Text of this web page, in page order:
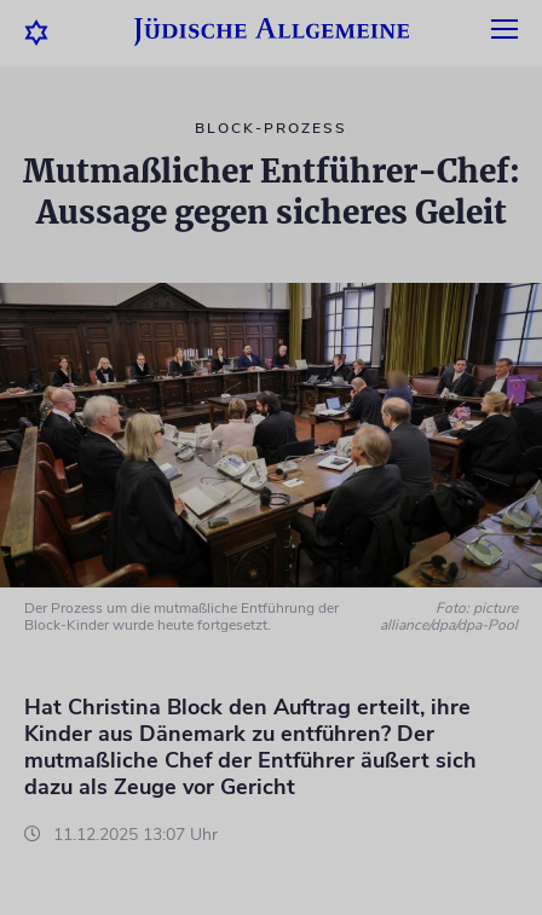
BLOCK-PROZESS
Mutmaßlicher Entführer-Chef:
Aussage gegen sicheres Geleit
Der Prozess um die mutmaßliche Entführung der
Block-Kinder wurde heute fortgesetzt.
Foto: picture
alliance/dpa/dpa-Pool
Hat Christina Block den Auftrag erteilt, ihre
Kinder aus Dänemark zu entführen? Der
mutmaßliche Chef der Entführer äußert sich
dazu als Zeuge vor Gericht
11.12.2025 13:07 Uhr